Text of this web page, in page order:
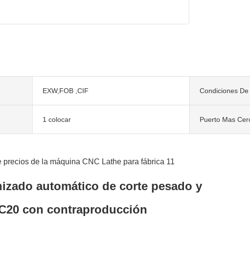
EXW,FOB ,CIF Condiciones
1 colocar Puerto Mas
automático de corte pesado y
con contraproducción